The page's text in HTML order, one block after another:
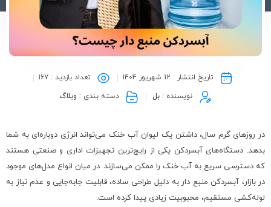
تاریخ انتشار : 12 شهریور 1404 تعداد بازدید : 167
نویسنده : بل دسته بندی : وبلاگ
در روزهای گرم سال، داشتن یک لیوان آب خنک می‌تواند انرژی دوباره‌ای به شما
بدهد. دستگاه‌های آبسردکن یکی از رایج‌ترین تجهیزات اداری و صنعتی هستند
که دسترسی سریع به آب خنک را ممکن می‌سازند. در میان انواع مدل‌های موجود
در بازار، آبسردکن منبع دار به دلیل طراحی ساده، قابلیت جابه‌جایی و عدم نیاز به
لوله‌کشی مستقیم، محبوبیت زیادی پیدا کرده است.